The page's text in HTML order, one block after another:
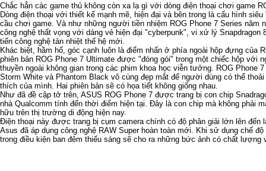
Chắc hẳn các game thủ không còn xa lạ gì với dòng điện thoại chơi game
Dòng điện thoại với thiết kế mạnh mẽ, hiện đại và bên trong là cấu hình
cầu chơi game. Và như những người tiền nhiệm ROG Phone 7 Series năm
công nghệ thất vọng với dáng vẻ hiện đại "cyberpunk", vi xử lý Snapdragon
tiến công nghệ tản nhiệt thế hệ mới.
Khác biệt, hầm hố, góc cạnh luôn là điểm nhấn ở phía ngoài hộp đựng của
phiên bản ROG Phone 7 Ultimate được "đóng gói" trong một chiếc hộp với
thuyền ngoài không gian trong các phim khoa học viễn tưởng. ROG Phone
Storm White và Phantom Black vô cùng đẹp mắt để người dùng có thể
thích của mình. Hai phiên bản sẽ có họa tiết không giống nhau.
Như đã đề cập tở trên, ASUS ROG Phone 7 được trang bị con chip
nhà Qualcomm tính đến thời điểm hiện tại. Đây là con chip mà không phải
hữu trên thị trường di động hiện nay.
Điện thoại này được trang bị cụm camera chính có độ phân giải lớn lên đến
Asus đã áp dụng công nghệ RAW Super hoàn toàn mới. Khi sử dụng chế
trong điều kiện ban đêm thiếu sáng sẽ cho ra những bức ảnh có chất lượng